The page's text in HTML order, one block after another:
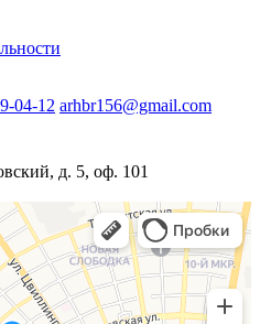
04-12 arhbr156@gmail.com
д. 5, оф. 101